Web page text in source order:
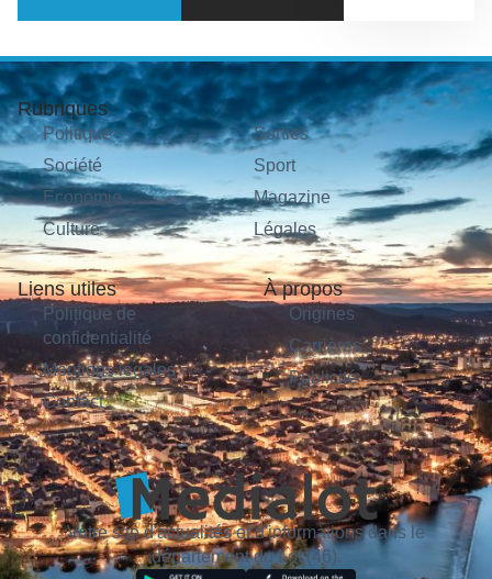
Rubriques
Politique
Société
Économie
Culture
Sorties
Sport
Magazine
Légales
Liens utiles
Politique de
confidentialité
Mentions légales
Contact
À propos
Origines
Carrières
Publicité
Votre site d'actualités et d'informations dans le
département du Lot (46).